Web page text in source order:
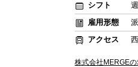
シフト
雇用形態
アクセス
株式会社MERGE